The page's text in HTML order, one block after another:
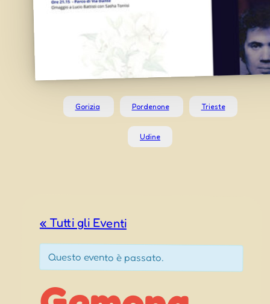
Gorizia Pordenone Trieste
Udine
« Tutti gli Eventi
Questo evento è passato.